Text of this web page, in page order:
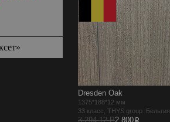
Dresden Oak
1375*188*12 мм
33 класс, THYS group Бельгия
3 294.12 Р2 800